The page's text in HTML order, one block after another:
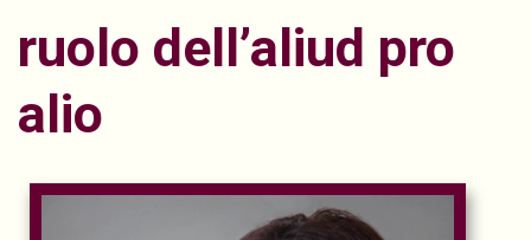
ruolo dell’aliud pro
alio